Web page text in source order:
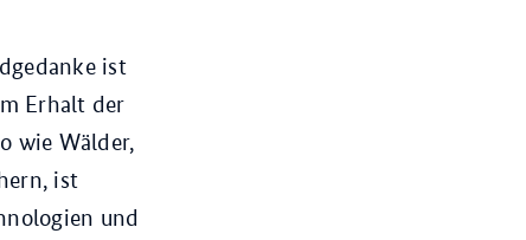
ist
Erhalt der
wie Wälder,
ist
und